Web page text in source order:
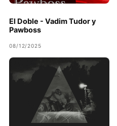
El Doble - Vadim Tudor y
Pawboss
08/12/2025